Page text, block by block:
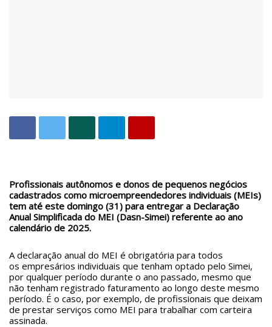
Profissionais autônomos e donos de pequenos negócios
cadastrados como microempreendedores individuais (MEIs)
tem até este domingo (31) para entregar a Declaração
Anual Simplificada do MEI (Dasn-Simei) referente ao ano
calendário de 2025.
A declaração anual do MEI é obrigatória para todos
os empresários individuais que tenham optado pelo Simei,
por qualquer período durante o ano passado, mesmo que
não tenham registrado faturamento ao longo deste mesmo
período. É o caso, por exemplo, de profissionais que deixam
de prestar serviços como MEI para trabalhar com carteira
assinada.